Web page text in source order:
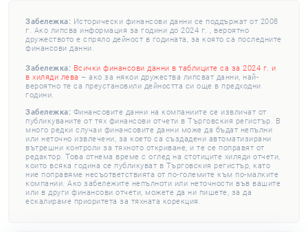
Забележка: Исторически финансови данни се поддържат от 2008
г. Ако липсва информация за години до 2024 г. , вероятно
дружеството е спряло дейност в годината, за която са последните
финансови данни.
Забележка: Всички финансови данни в таблиците са за 2024 г. и
в хиляди лева – ако за някои дружества липсват данни, най-
вероятно те са преустановили дейността си още в предходни
години.
Забележка: Финансовите данни на компаниите се извличат от
публикуваните от тях финансови отчети в Търговския регистър. В
много редки случаи финансовите данни може да бъдат непълни
или неточно извлечени, за което са създадени автоматизирани
вътрешни контроли за тяхното откриване, и те се поправят от
редактор. Това отнема време с оглед на стотиците хиляди отчети,
които всяка година се публикуват в Търговския регистър, като
ние поправяме несъответствията от по-големите към по-малките
компании. Ако забележите непълноти или неточности във вашите
или в други финансови отчети, можете да ни пишете, за да
ескалираме приоритета за тяхната корекция.